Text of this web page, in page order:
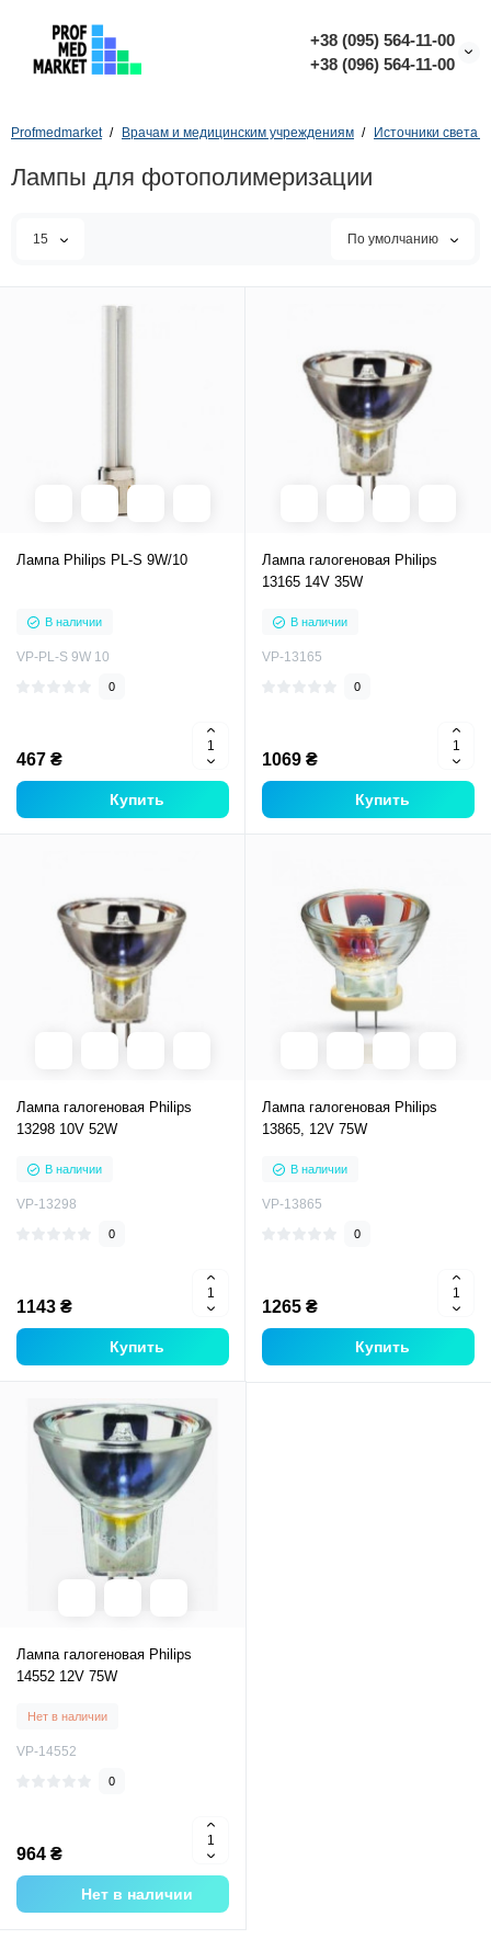
+38 (095) 564-11-00
+38 (096) 564-11-00
Profmedmarket Врачам и медицинским учреждениям Источники света
Лампы для фотополимеризации
15 По умолчанию
Лампа Philips PL-S 9W/10
В наличии
VP-PL-S 9W 10
0
467 ₴
Купить
Лампа галогеновая Philips
13165 14V 35W
В наличии
VP-13165
0
1069 ₴
Купить
Лампа галогеновая Philips
13298 10V 52W
В наличии
VP-13298
0
1143 ₴
Купить
Лампа галогеновая Philips
13865, 12V 75W
В наличии
VP-13865
0
1265 ₴
Купить
Лампа галогеновая Philips
14552 12V 75W
Нет в наличии
VP-14552
0
964 ₴
Нет в наличии